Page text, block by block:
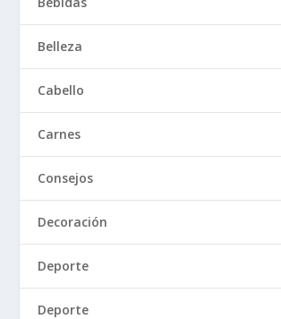
Belleza
Cabello
Carnes
Consejos
Decoración
Deporte
Deporte